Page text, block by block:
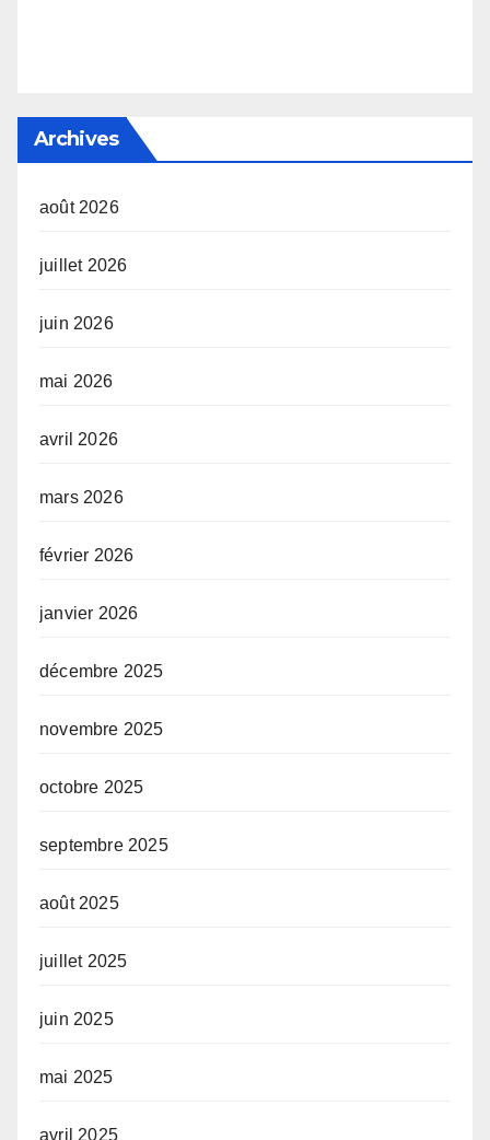
Archives
août 2026
juillet 2026
juin 2026
mai 2026
avril 2026
mars 2026
février 2026
janvier 2026
décembre 2025
novembre 2025
octobre 2025
septembre 2025
août 2025
juillet 2025
juin 2025
mai 2025
avril 2025